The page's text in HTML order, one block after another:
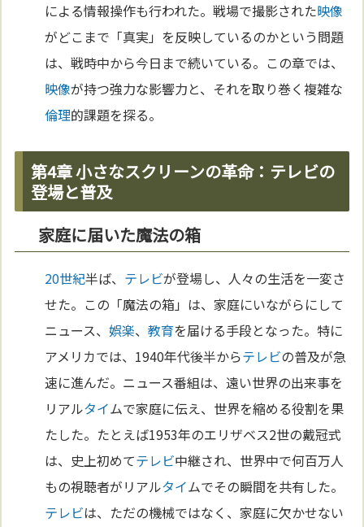
による情報操作も行われた。戦場で撮影された映像
がどこまで「真実」を反映しているのかという問題
は、戦時中から今日まで続いている。この章では、
映像が持つ強力な影響力と、それを取り巻く複雑な
倫理的課題を探る。
第4章 小さなスクリーンの革命：テレビの
登場と普及
家庭に届いた魔法の箱
20世紀半ば、 テレビが登場し、人々の生活を一変さ
せた。この「魔法の箱」は、家庭にいながらにして
ニュース、娯楽、教育を届ける手段となった。特に
アメリカでは、1940年代後半からテレビの普及が急
速に進んだ。ニュース番組は、遠い世界の出来事を
リアルタイムで家庭に伝え、世界を縮める役割を果
たした。たとえば1953年のエリザベス2世の戴冠式
は、史上初めてテレビ中継され、世界中で何百万人
もの視聴者がリアルタイムでその瞬間を共有した。
テレビは、ただの機械ではなく、家庭に欠かせない